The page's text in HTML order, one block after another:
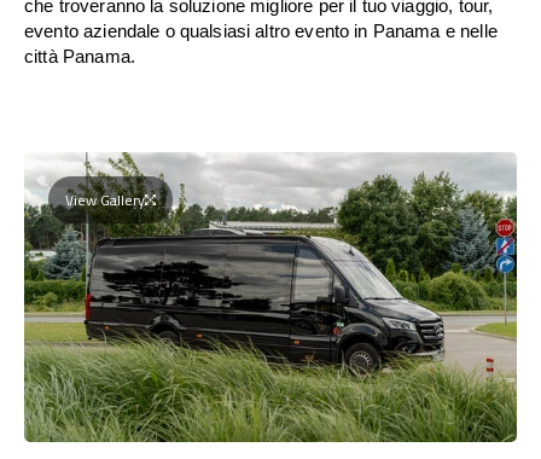
che troveranno la soluzione migliore per il tuo viaggio, tour,
evento aziendale o qualsiasi altro evento in Panama e nelle
città Panama.
View Gallery